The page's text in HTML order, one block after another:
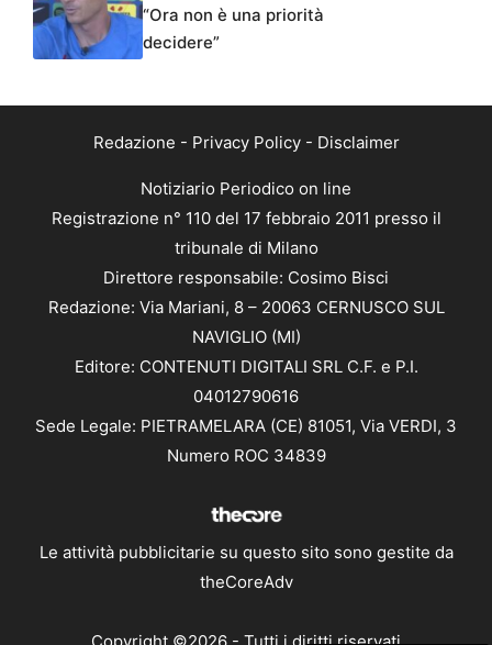
“Ora non è una priorità
decidere”
Redazione - Privacy Policy- Disclaimer
Notiziario Periodico on line
Registrazione n° 110 del 17 febbraio 2011 presso il
tribunale di Milano
Direttore responsabile: Cosimo Bisci
Redazione: Via Mariani, 8 – 20063 CERNUSCO SUL
NAVIGLIO (MI)
Editore: CONTENUTI DIGITALI SRL C.F. e P.I.
04012790616
Sede Legale: PIETRAMELARA (CE) 81051, Via VERDI, 3
Numero ROC 34839
Le attività pubblicitarie su questo sito sono gestite da
theCoreAdv